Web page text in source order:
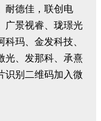
耐德佳，联创电
广景视睿、珑璟光
玛、金发科技、
光、发那科、承熹
识别二维码加入微